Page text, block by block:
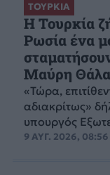
ΤΟΥΡΚΙΑ
Η Τουρκία
Ρωσία ένα
Μαύρη
«Τώρα,
αδιακρίτως»
υπουργός
9 ΑΥΓ. 2026, 08:56